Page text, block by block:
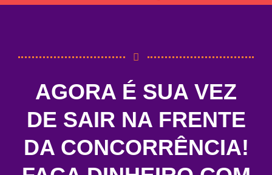
AGORA É SUA VEZ
DE SAIR NA FRENTE
DA CONCORRÊNCIA!